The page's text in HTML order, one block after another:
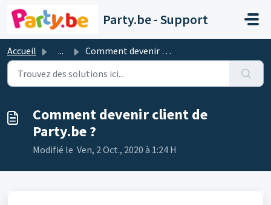
Passer au contenu principal
Party.be - Support
Accueil ... Comment devenir client de Party.be ?
Comment devenir client de
Party.be ?
Modifié le Ven, 2 Oct., 2020 à 1:24 H